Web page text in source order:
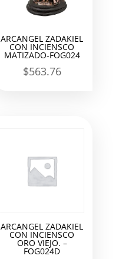
ARCANGEL ZADAKIEL
CON INCIENSCO
MATIZADO-FOG024
$563.76
ARCANGEL ZADAKIEL
CON INCIENSCO
ORO VIEJO. –
FOG024D